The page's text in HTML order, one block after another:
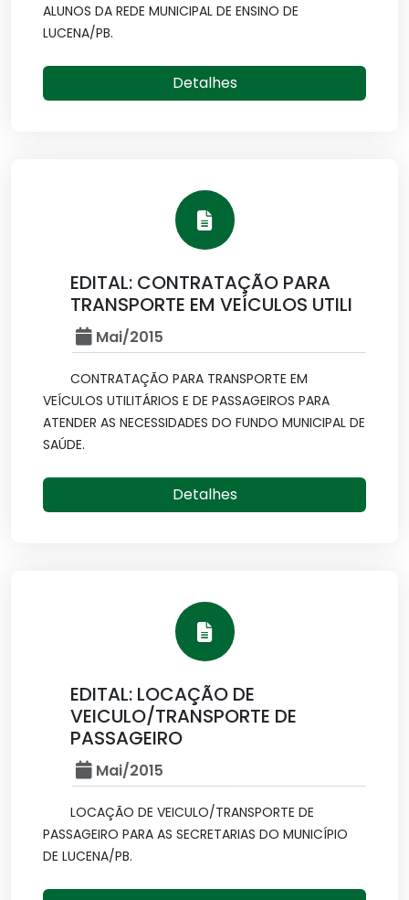
ALUNOS DA REDE MUNICIPAL DE ENSINO DE
LUCENA/PB.
Detalhes
EDITAL: CONTRATAÇÃO PARA
TRANSPORTE EM VEÍCULOS UTILI
Mai/2015
CONTRATAÇÃO PARA TRANSPORTE EM
VEÍCULOS UTILITÁRIOS E DE PASSAGEIROS PARA
ATENDER AS NECESSIDADES DO FUNDO MUNICIPAL DE
SAÚDE.
Detalhes
EDITAL: LOCAÇÃO DE
VEICULO/TRANSPORTE DE
PASSAGEIRO
Mai/2015
LOCAÇÃO DE VEICULO/TRANSPORTE DE
PASSAGEIRO PARA AS SECRETARIAS DO MUNICÍPIO
DE LUCENA/PB.